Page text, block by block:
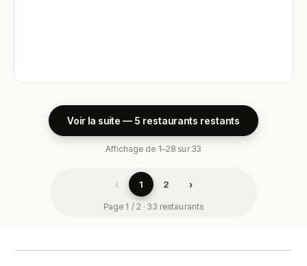
Voir la suite — 5 restaurants restants
Affichage de 1–28 sur 33
‹ 1 2 ›
Page 1 / 2 · 33 restaurants